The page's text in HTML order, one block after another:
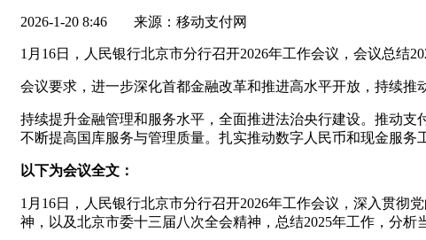
2026-1-20 8:46 来源：移动支付网
1月16日，人民银行北京市分行召开2026年工作会议，会议总结
会议要求，进一步深化首都金融改革和推进高水平开放，持续
持续提升金融管理和服务水平，全面推进法治央行建设。推动
不断提高国库服务与管理质量。扎实推动数字人民币和现金服务
以下为会议全文：
1月16日，人民银行北京市分行召开2026年工作会议，深入贯彻
神，以及北京市委十三届八次全会精神，总结2025年工作，分